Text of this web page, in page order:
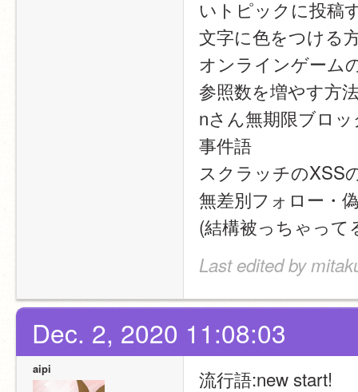
いトピックに投稿
文字に色をつける
オンラインゲーム
参照数を増やす方
nさん無期限ブロ
事件語
スクラッチのXSS
無差別フォロー・
(結構被っちゃって
Last edited by
Dec. 2, 2020 11:08:03
aipi
流行語:new start!